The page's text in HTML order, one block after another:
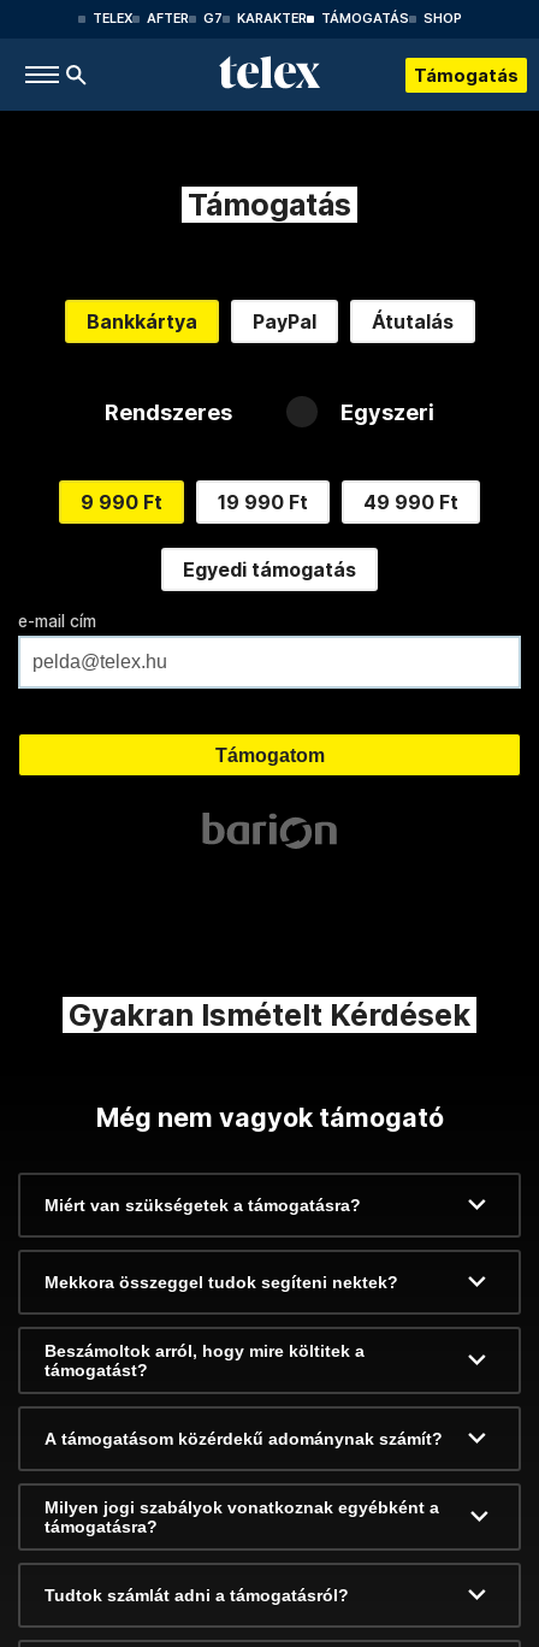
TELEX AFTER G7 KARAKTER TÁMOGATÁS SHOP
Támogatás
Támogatás
Bankkártya PayPal Átutalás
Rendszeres Egyszeri
9 990 Ft 19 990 Ft 49 990 Ft
Egyedi támogatás
e-mail cím
Gyakran Ismételt Kérdések
Még nem vagyok támogató
Miért van szükségetek a támogatásra?
Mekkora összeggel tudok segíteni nektek?
Beszámoltok arról, hogy mire költitek a
támogatást?
A támogatásom közérdekű adománynak számít?
Milyen jogi szabályok vonatkoznak egyébként a
támogatásra?
Tudtok számlát adni a támogatásról?